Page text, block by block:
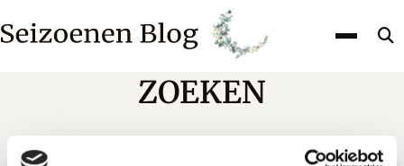
ZOEKEN
Zoek op recepten en blogs